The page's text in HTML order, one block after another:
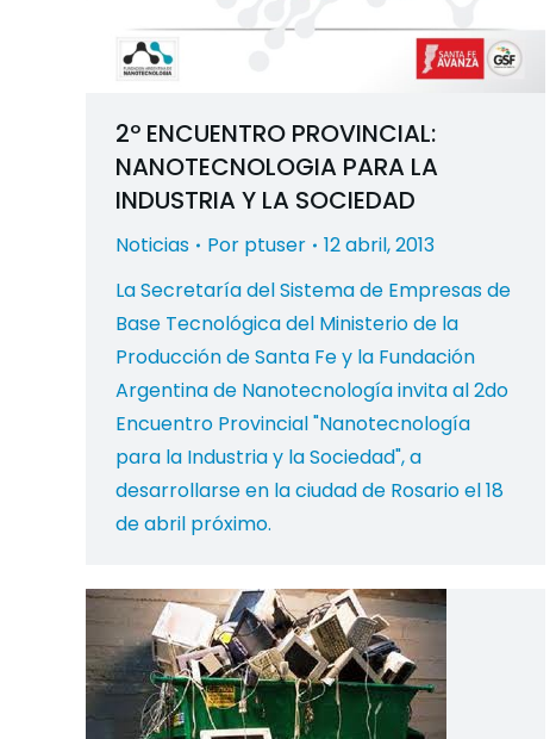
2º ENCUENTRO PROVINCIAL:
NANOTECNOLOGIA PARA LA
INDUSTRIA Y LA SOCIEDAD
Noticias Por ptuser
12 abril, 2013
La Secretaría del Sistema de Empresas de
Base Tecnológica del Ministerio de la
Producción de Santa Fe y la Fundación
Argentina de Nanotecnología invita al 2do
Encuentro Provincial "Nanotecnología
para la Industria y la Sociedad", a
desarrollarse en la ciudad de Rosario el 18
de abril próximo.